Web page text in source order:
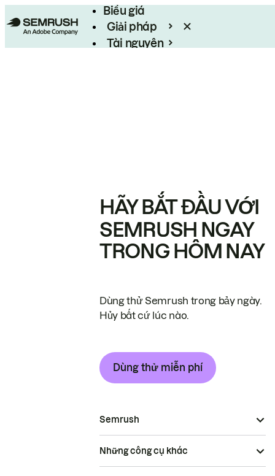
Biểu giá
Giải pháp
Tài nguyên
HÃY BẮT ĐẦU VỚI
SEMRUSH NGAY
TRONG HÔM NAY
Dùng thử Semrush trong bảy ngày.
Hủy bất cứ lúc nào.
Dùng thử miễn phí
Semrush
Những công cụ khác